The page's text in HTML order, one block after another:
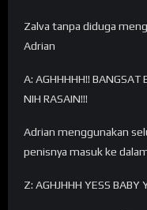
Zalva tanpa diduga
Adrian
A: AGHHHHH!! BANGSAT
NIH RASAIN!!!
Adrian menggunakan
penisnya masuk ke
Z: AGHJHHH YESS BABY